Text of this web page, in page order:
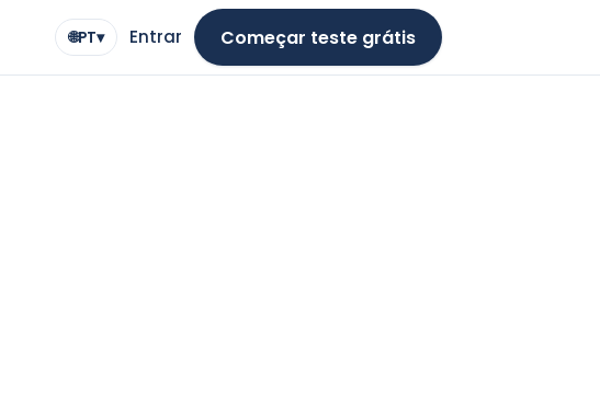
🌐PT▾
Idioma Entrar Começar teste grátis